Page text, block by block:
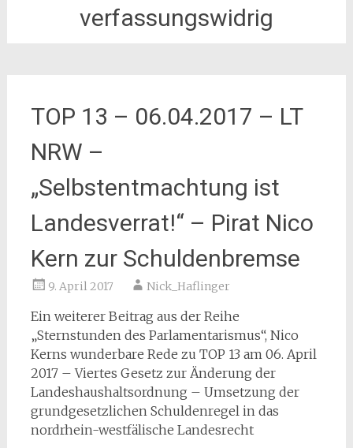
verfassungswidrig
TOP 13 – 06.04.2017 – LT
NRW –
„Selbstentmachtung ist
Landesverrat!“ – Pirat Nico
Kern zur Schuldenbremse
9. April 2017 Nick_Haflinger
Ein weiterer Beitrag aus der Reihe
„Sternstunden des Parlamentarismus“, Nico
Kerns wunderbare Rede zu TOP 13 am 06. April
2017 – Viertes Gesetz zur Änderung der
Landeshaushaltsordnung – Umsetzung der
grundgesetzlichen Schuldenregel in das
nordrhein-westfälische Landesrecht